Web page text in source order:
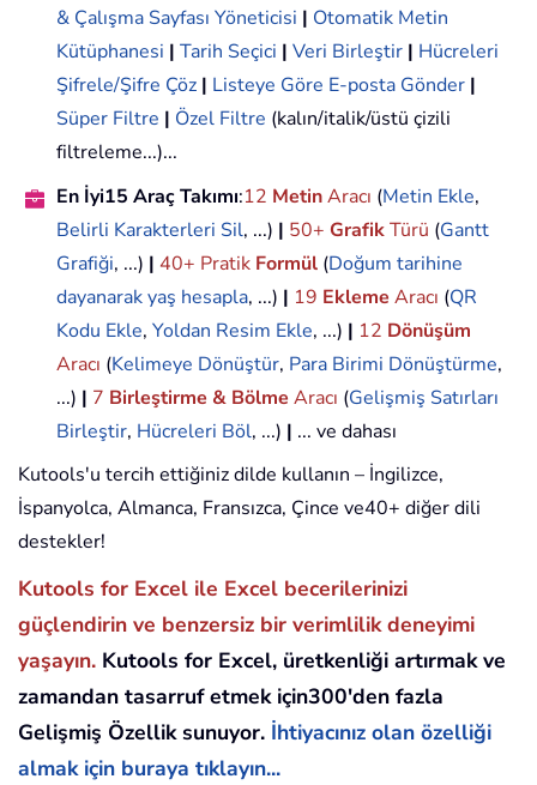
& Çalışma Sayfası Yöneticisi | Otomatik Metin
Kütüphanesi | Tarih Seçici | Veri Birleştir | Hücreleri
Şifrele/Şifre Çöz | Listeye Göre E-posta Gönder |
Süper Filtre | Özel Filtre (kalın/italik/üstü çizili
filtreleme...)...
En İyi15 Araç Takımı:12 MetinAracı (Metin Ekle,
Belirli Karakterleri Sil, ...) | 50+ GrafikTürü (Gantt
Grafiği, ...) | 40+ Pratik Formül (Doğum tarihine
dayanarak yaş hesapla, ...) | 19 Ekleme Aracı (QR
Kodu Ekle, Yoldan Resim Ekle, ...) | 12 Dönüşüm
Aracı (Kelimeye Dönüştür, Para Birimi Dönüştürme,
...) | 7 Birleştirme & Bölme Aracı (Gelişmiş Satırları
Birleştir, Hücreleri Böl, ...) | ... ve dahası
Kutools'u tercih ettiğiniz dilde kullanın – İngilizce,
İspanyolca, Almanca, Fransızca, Çince ve40+ diğer dili
destekler!
Kutools for Excel ile Excel becerilerinizi
güçlendirin ve benzersiz bir verimlilik deneyimi
yaşayın. Kutools for Excel, üretkenliği artırmak ve
zamandan tasarruf etmek için300'den fazla
Gelişmiş Özellik sunuyor. İhtiyacınız olan özelliği
almak için buraya tıklayın...